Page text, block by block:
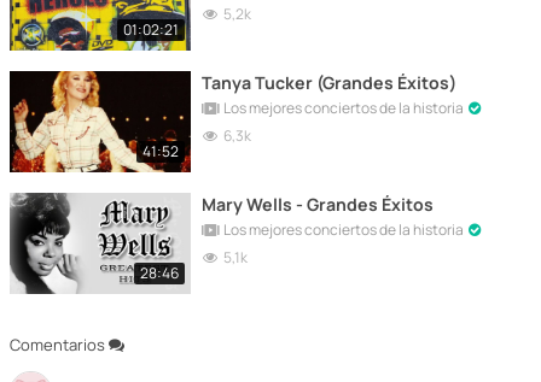
Comentarios
01:02:21
5,2k
41:52
Tanya Tucker (Grandes Éxitos)
Los mejores conciertos de la historia
6,3k
28:46
Mary Wells - Grandes Éxitos
Los mejores conciertos de la historia
5,1k